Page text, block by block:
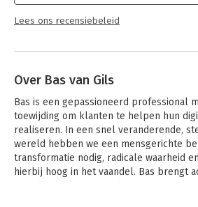
Lees ons recensiebeleid
Over Bas van Gils
Bas is een gepassioneerd professional
toewijding om klanten te helpen hun
realiseren. In een snel veranderende,
wereld hebben we een mensgerichte
transformatie nodig, radicale waarheid
hierbij hoog in het vaandel. Bas brengt